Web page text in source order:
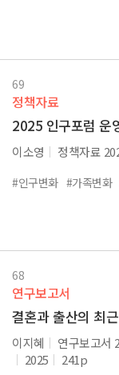
69
정책자료
2025 인구포럼 운
이소영 정책자료
#인구변화 #가족변화
68
연구보고서
이지혜
연구보고서
2025
241p